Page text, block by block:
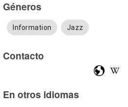
Géneros
Information Jazz
Contacto
En otros idiomas